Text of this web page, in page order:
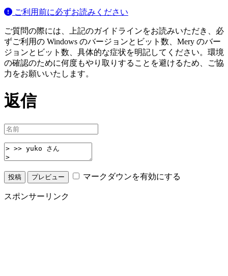
ご利用前に必ずお読みください
ご質問の際には、上記のガイドラインをお読みいただき、必
ずご利用の Windows のバージョンとビット数、Mery のバー
ジョンとビット数、具体的な症状を明記してください。環境
の確認のために何度もやり取りすることを避けるため、ご協
力をお願いいたします。
返信
マークダウンを有効にする
スポンサーリンク